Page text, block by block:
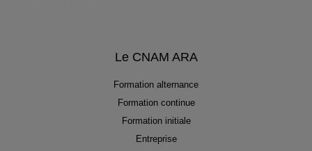
Le CNAM ARA
Formation alternance
Formation continue
Formation initiale
Entreprise